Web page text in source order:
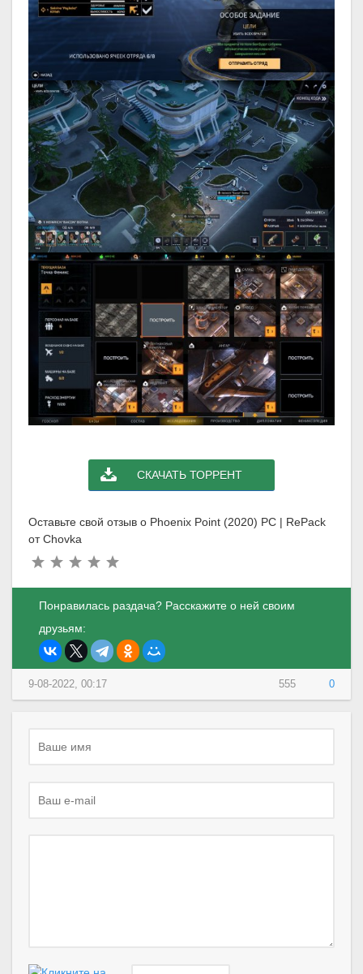
СКАЧАТЬ ТОРРЕНТ
Оставьте свой отзыв о Phoenix Point (2020) PC | RePack
от Chovka
Понравилась раздача? Расскажите о ней своим
друзьям:
555 0
9-08-2022, 00:17